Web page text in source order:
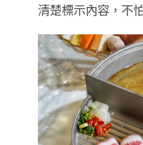
清楚標示內容，不